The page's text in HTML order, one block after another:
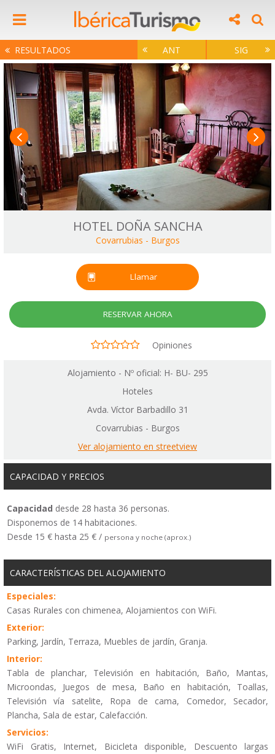
RESULTADOS ANT SIG
HOTEL DOÑA SANCHA
Covarrubias - Burgos
Llamar
RESERVAR AHORA
Opiniones
Alojamiento - Nº oficial: H- BU- 295
Hoteles
Avda. Víctor Barbadillo 31
Covarrubias - Burgos
Ver alojamiento en streetview
CAPACIDAD Y PRECIOS
Capacidad desde 28 hasta 36 personas.
Disponemos de 14 habitaciones.
Desde 15 € hasta 25 € / persona y noche (aprox.)
CARACTERÍSTICAS DEL ALOJAMIENTO
Especiales:
Casas Rurales con chimenea, Alojamientos con WiFi.
Exterior:
Parking, Jardín, Terraza, Muebles de jardín, Granja.
Interior:
Tabla de planchar, Televisión en habitación, Baño, Mantas,
Microondas, Juegos de mesa, Baño en habitación, Toallas,
Televisión vía satelite, Ropa de cama, Comedor, Secador,
Plancha, Sala de estar, Calefacción.
Servicios:
WiFi Gratis, Internet, Bicicleta disponible, Descuento largas